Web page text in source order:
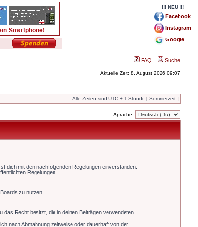
!!! NEU !!!
Facebook
Instagram
Google
FAQ Suche
Aktuelle Zeit: 8. August 2026 09:07
Alle Zeiten sind UTC + 1 Stunde [ Sommerzeit ]
Sprache:
dich mit den nachfolgenden Regelungen einverstanden.
Regelungen.
zu nutzen.
das Recht besitzt, die in deinen Beiträgen verwendeten
nach Abmahnung zeitweise oder dauerhaft von der